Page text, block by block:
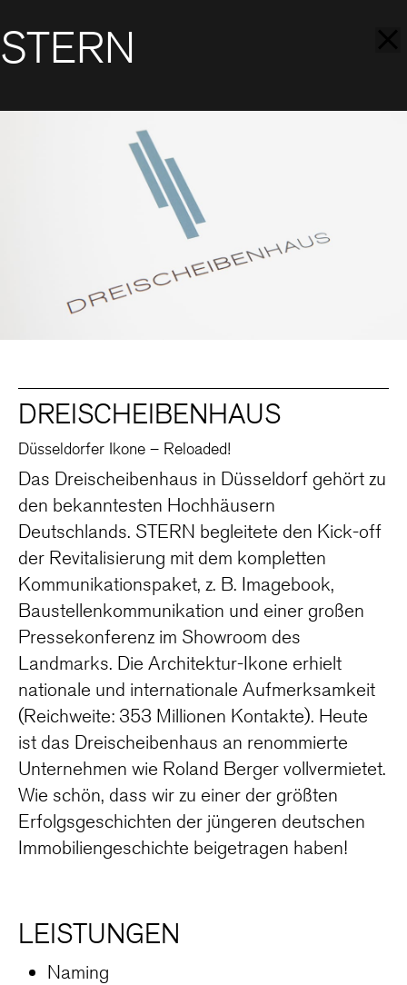
STERN
DREISCHEIBENHAUS
Düsseldorfer Ikone – Reloaded!
Das Dreischeibenhaus in Düsseldorf gehört zu
den bekanntesten Hochhäusern
Deutschlands. STERN begleitete den Kick-off
der Revitalisierung mit dem kompletten
Kommunikationspaket, z. B. Imagebook,
Baustellenkommunikation und einer großen
Pressekonferenz im Showroom des
Landmarks. Die Architektur-Ikone erhielt
nationale und internationale Aufmerksamkeit
(Reichweite: 353 Millionen Kontakte). Heute
ist das Dreischeibenhaus an renommierte
Unternehmen wie Roland Berger vollvermietet.
Wie schön, dass wir zu einer der größten
Erfolgsgeschichten der jüngeren deutschen
Immobiliengeschichte beigetragen haben!
LEISTUNGEN
Naming